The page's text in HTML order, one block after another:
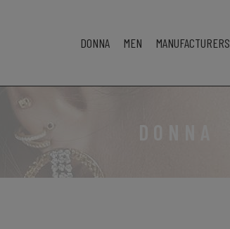
DONNA MEN MANUFACTURERS